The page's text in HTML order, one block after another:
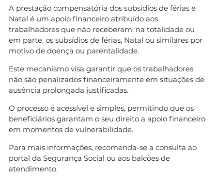
A prestação compensatória dos subsídios de férias e
Natal é um apoio financeiro atribuído aos
trabalhadores que não receberam, na totalidade ou
em parte, os subsídios de férias, Natal ou similares por
motivo de doença ou parentalidade.
Este mecanismo visa garantir que os trabalhadores
não são penalizados financeiramente em situações de
ausência prolongada justificadas.
O processo é acessível e simples, permitindo que os
beneficiários garantam o seu direito a apoio financeiro
em momentos de vulnerabilidade.
Para mais informações, recomenda-se a consulta ao
portal da Segurança Social ou aos balcões de
atendimento.